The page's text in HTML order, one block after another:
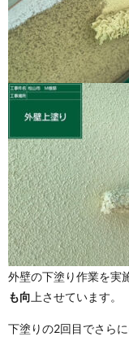
外壁の下塗り作業を実
も向 上させています。
下塗りの2回目でさら